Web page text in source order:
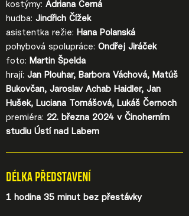
kostýmy: Adriana Černá
hudba: Jindřich Čížek
asistentka režie: Hana Polanská
pohybová spolupráce: Ondřej Jiráček
foto: Martin Špelda
hrají: Jan Plouhar, Barbora Váchová, Matúš
Bukovčan, Jaroslav Achab Haidler, Jan
Hušek, Luciana Tomášová, Lukáš Černoch
premiéra: 22. března 2024 v Činoherním
studiu Ústí nad Labem
DÉLKA PŘEDSTAVENÍ
1 hodina 35 minut bez přestávky